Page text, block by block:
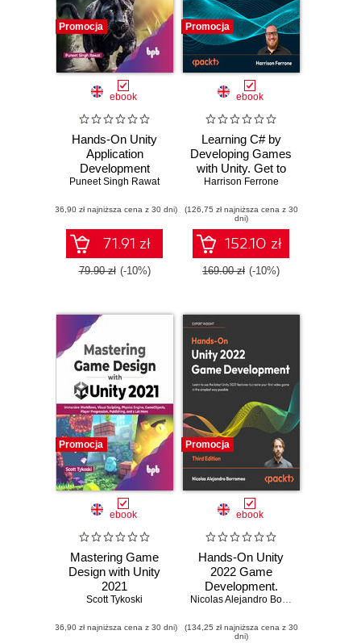
Promocja
ebook
Hands-On Unity
Application
Development
Puneet Singh Rawat
(36,90 zł najniższa cena z 30 dni)
71.91 zł
79.90 zł (-10%)
Promocja
ebook
Learning C# by
Developing Games
with Unity. Get to
grips with coding in
simple 3D games
in Unity 2023 from
the ground up -
Seventh Edition
Harrison Ferrone
(126,75 zł najniższa cena z 30
dni)
152.10 zł
169.00 zł (-10%)
Promocja
ebook
Mastering Game
Design with Unity
2021
Scott Tykoski
(36,90 zł najniższa cena z 30 dni)
Promocja
ebook
Hands-On Unity
2022 Game
Development.
Learn to use the
features to create
Nicolas Alejandro Borromeo
(134,25 zł najniższa cena z 30
dni)